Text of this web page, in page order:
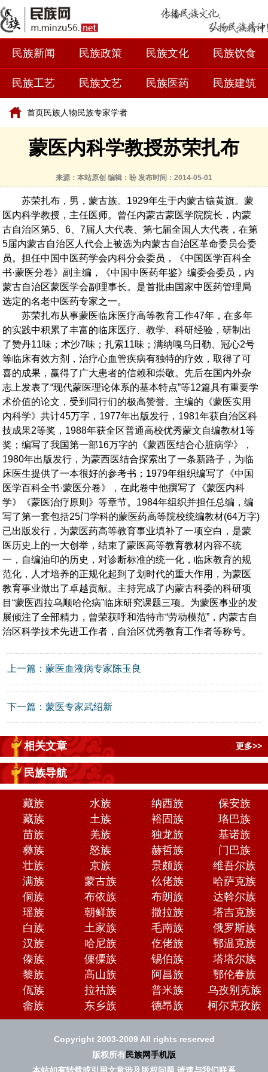
民族新闻 民族政策 民族文化 民族饮食
民族工艺 民族文艺 民族医药 民族建筑
首页民族人物民族专家学者
蒙医内科学教授苏荣扎布
来源：本站原创 编辑：盼 发布时间：2014-05-01
苏荣扎布，男，蒙古族。1929年生于内蒙古镶黄旗。蒙
医内科学教授，主任医师。曾任内蒙古蒙医学院院长，内蒙
古自治区第5、6、7届人大代表、第七届全国人大代表，在第
5届内蒙古自治区人代会上被选为内蒙古自治区革命委员会委
员。担任中国中医药学会内科分会委员，《中国医学百科全
书·蒙医分卷》副主编，《中国中医药年鉴》编委会委员，内
蒙古自治区蒙医学会副理事长。是首批由国家中医药管理局
选定的名老中医药专家之一。
苏荣扎布从事蒙医临床医疗高等教育工作47年，在多年
的实践中积累了丰富的临床医疗、教学、科研经验，研制出
了赞丹11味；术沙7味；扎索11味；满纳嘎乌日勒、冠心2号
等临床有效方剂，治疗心血管疾病有独特的疗效，取得了可
喜的成果，赢得了广大患者的信赖和崇敬。先后在国内外杂
志上发表了“现代蒙医理论体系的基本特点”等12篇具有重要学
术价值的论文，受到同行们的极高赞誉。主编的《蒙医实用
内科学》共计45万字，1977年出版发行，1981年获自治区科
技成果2等奖，1988年获全区普通高校优秀蒙文自编教材1等
奖；编写了我国第一部16万字的《蒙西医结合心脏病学》，
1980年出版发行，为蒙西医结合探索出了一条新路子，为临
床医生提供了一本很好的参考书；1979年组织编写了《中国
医学百科全书·蒙医分卷》，在此卷中他撰写了《蒙医内科
学》《蒙医治疗原则》等章节。1984年组织并担任总编，编
写了第一套包括25门学科的蒙医药高等院校统编教材(64万字)
已出版发行，为蒙医药高等教育事业填补了一项空白，是蒙
医历史上的一大创举，结束了蒙医高等教育教材内容不统
一，自编油印的历史，对诊断标准的统一化，临床教育的规
范化，人才培养的正规化起到了划时代的重大作用，为蒙医
教育事业做出了卓越贡献。主持完成了内蒙古科委的科研项
目“蒙医西拉乌顺哈伦病”临床研究课题三项。为蒙医事业的发
展倾注了全部精力，曾荣获呼和浩特市“劳动模范”，内蒙古自
治区科学技术先进工作者，自治区优秀教育工作者等称号。
上一篇： 蒙医血液病专家陈玉良
下一篇： 蒙医专家武绍新
更多>>
相关文章
民族导航
藏族 水族 纳西族
保安族
藏族
土族 裕固族
珞巴族
苗族
羌族 独龙族
基诺族
彝族
怒族 赫哲族
门巴族
壮族
京族 景颇族
维吾尔族
满族
蒙古族 仫佬族
哈萨克族
侗族
布依族 布朗族
达斡尔族
瑶族
朝鲜族 撒拉族
塔吉克族
白族
土家族 毛南族
俄罗斯族
汉族
哈尼族 仡佬族
鄂温克族
傣族
傈僳族 锡伯族
塔塔尔族
黎族
高山族 阿昌族
鄂伦春族
佤族
拉祜族 普米族
乌孜别克族
畲族
东乡族 德昂族 柯尔克孜族
Copyright 2003-2009 All rights reserved
版权所有民族网手机版